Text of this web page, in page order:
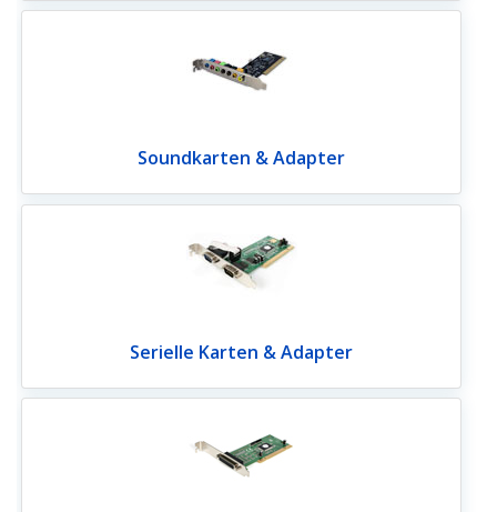
Soundkarten & Adapter
Serielle Karten & Adapter